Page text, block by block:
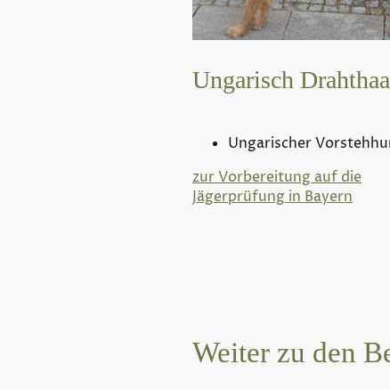
Ungarisch
Ungarischer
zur Vorbereitung auf die
Jägerprüfung in Bayern
Weiter zu den